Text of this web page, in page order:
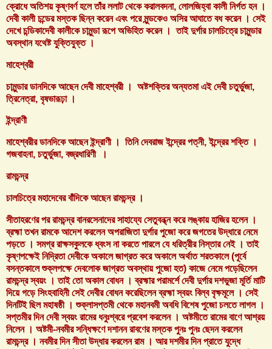
ক্রোধে অতিশয় কৃষ্ণবর্ণ হলে তাঁর ললাট থেকে করালবদনা, লোলজিহ্বা কালী নির্গত হন ।
দেবী কালী চন্ডের মস্তক ছিন্ন করেন এবং পরে মুন্ডকেও অসির আঘাতে বধ করেন । সেই
দেখে চন্ডিকাদেবী কালীকে চামুন্ডা রূপে অভিহিত করেন । তাই দুর্গার চালচিত্রে চামুন্ডার
অবস্থান যথেষ্ট যুক্তিযুক্ত ।
মাহেশ্বরী
চামুন্ডার ডানদিকে আছেন দেবী মাহেশ্বরী । অষ্টশক্তির অন্যতমা এই দেবী চতুর্ভুজা,
ত্রিনেত্রা, বৃষভারূঢ়া ।
ইন্দ্রাণী
মাহেশ্বরীর ডানদিকে আছেন ইন্দ্রাণী । তিনি দেবরাজ ইন্দ্রের পত্নী, ইন্দ্রের শক্তি ।
গজবাহনা, চতুর্ভুজা, বজ্রধারিণী ।
রামচন্দ্র
চালচিত্রে মহাদেবের বাঁদিকে আছেন রামচন্দ্র ।
সীতাহরণের পর রামচন্দ্র বানরসেনাদের সাহায্যে সেতুবন্ধ্ন করে লঙ্কায় হাজির হলেন ।
ব্রহ্মা তখন রামকে আদেশ করলেন অপরাজিতা দুর্গার পুজো করে জগতের উদ্ধারে নেমে
পড়তে । সমগ্র রাক্ষসকুলকে ধ্বংস না করতে পারলে যে ধরিত্রীর নিস্তার নেই । তাই
কৃষ্ণপক্ষেই নিদ্রিতা দেবীকে অকালে জাগ্রত করে অকালে অর্থাত শরতকালে (পূর্বে
বসন্তকালে শুক্লপক্ষে দেবলোক জাগ্রত অবস্থায় পুজো হত) কাজে নেমে পড়েছিলেন
রামচন্দ্র স্বয়ং । তাই তো অকাল বোধন । ব্রহ্মার পরামর্শে দেবী দুর্গার দশভুজা মূর্তি মাটি
দিয়ে গড়ে সিংহবাহিনী সেই দেবীর বোধন করেছিলেন ব্রহ্মা স্বয়ং বিল্ব বৃক্ষমূলে । সেই
দিনটিই ছিল মহাষষ্ঠী । শুক্লাসপ্তমী থেকে মহানবমী অবধি বিশেষ পুজো চলতে লাগল ।
সপ্তমীর দিন দেবী স্বয়ং রামের ধনুঃশ্বরে প্রবেশ করলেন । অষ্টমীতে রামের বাণে আশ্রয়
নিলেন । অষ্টমী-নবমীর সন্ধিক্ষণে দশানন রাবণের মস্তক পুনঃ পুনঃ ছেদন করলেন
রামচন্দ্র । নবমীর দিন সীতা উদ্ধার করলেন রাম । আর দশমীর দিন প্রাতে যুদ্ধে